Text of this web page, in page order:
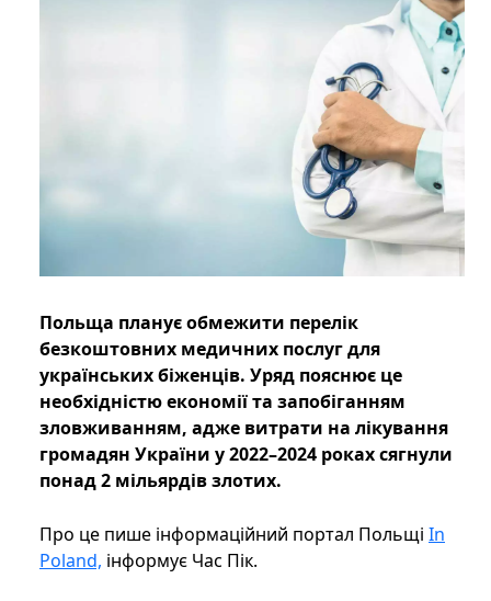
Польща планує обмежити перелік
безкоштовних медичних послуг для
українських біженців. Уряд пояснює це
необхідністю економії та запобіганням
зловживанням, адже витрати на лікування
громадян України у 2022–2024 роках сягнули
понад 2 мільярдів злотих.
Про це пише інформаційний портал Польщі In
Poland, інформує Час Пік.